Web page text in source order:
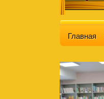
Главная